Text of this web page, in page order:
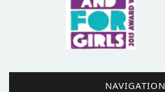
NAVIGATION